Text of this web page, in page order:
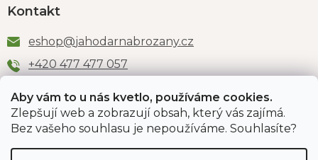
Aby vám to u nás kvetlo, používáme cookies.
Zlepšují web a zobrazují obsah, který vás zajímá.
Bez vašeho souhlasu je nepoužíváme. Souhlasíte?
Kontakt
eshop@jahodarnabrozany.cz
+420 477 477 057
Odběr newsletteru